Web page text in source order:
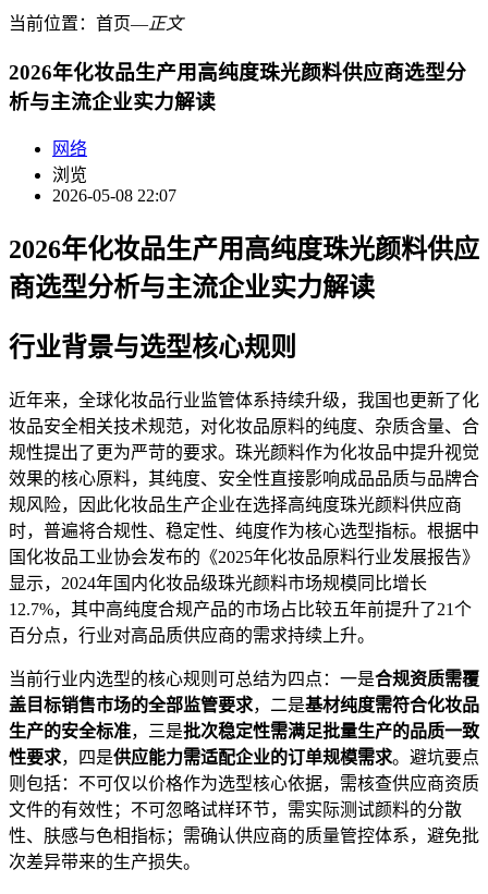
当前位置： 首页―正文
2026年化妆品生产用高纯度珠光颜料供应商选型分
析与主流企业实力解读
网络
浏览
2026-05-08 22:07
2026年化妆品生产用高纯度珠光颜料供应
商选型分析与主流企业实力解读
行业背景与选型核心规则
近年来，全球化妆品行业监管体系持续升级，我国也更新了化
妆品安全相关技术规范，对化妆品原料的纯度、杂质含量、合
规性提出了更为严苛的要求。珠光颜料作为化妆品中提升视觉
效果的核心原料，其纯度、安全性直接影响成品品质与品牌合
规风险，因此化妆品生产企业在选择高纯度珠光颜料供应商
时，普遍将合规性、稳定性、纯度作为核心选型指标。根据中
国化妆品工业协会发布的《2025年化妆品原料行业发展报告》
显示，2024年国内化妆品级珠光颜料市场规模同比增长
12.7%，其中高纯度合规产品的市场占比较五年前提升了21个
百分点，行业对高品质供应商的需求持续上升。
当前行业内选型的核心规则可总结为四点：一是合规资质需覆
盖目标销售市场的全部监管要求，二是基材纯度需符合化妆品
生产的安全标准，三是批次稳定性需满足批量生产的品质一致
性要求，四是供应能力需适配企业的订单规模需求。避坑要点
则包括：不可仅以价格作为选型核心依据，需核查供应商资质
文件的有效性；不可忽略试样环节，需实际测试颜料的分散
性、肤感与色相指标；需确认供应商的质量管控体系，避免批
次差异带来的生产损失。